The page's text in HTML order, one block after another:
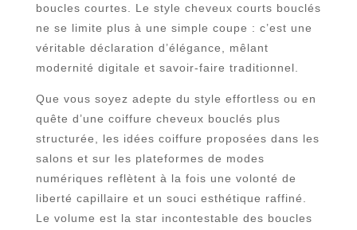
boucles courtes. Le style cheveux courts bouclés
ne se limite plus à une simple coupe : c’est une
véritable déclaration d’élégance, mêlant
modernité digitale et savoir-faire traditionnel.
Que vous soyez adepte du style effortless ou en
quête d’une coiffure cheveux bouclés plus
structurée, les idées coiffure proposées dans les
salons et sur les plateformes de modes
numériques reflètent à la fois une volonté de
liberté capillaire et un souci esthétique raffiné.
Le volume est la star incontestable des boucles